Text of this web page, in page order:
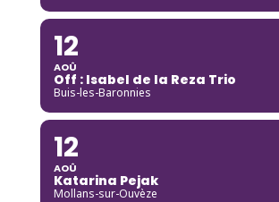
12
AOÛ
Off : Isabel de la Reza Trio
Buis-les-Baronnies
12
AOÛ
Katarina Pejak
Mollans-sur-Ouvèze